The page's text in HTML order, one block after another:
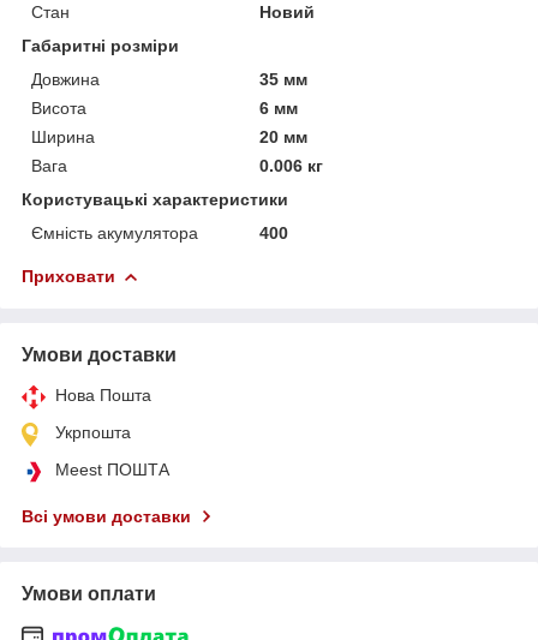
Стан
Новий
Габаритні розміри
Довжина
35 мм
Висота
6 мм
Ширина
20 мм
Вага
0.006 кг
Користувацькі характеристики
Ємність акумулятора
400
Приховати
Умови доставки
Нова Пошта
Укрпошта
Meest ПОШТА
Всі умови доставки
Умови оплати